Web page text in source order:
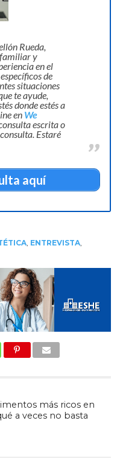
Rueda,
y
en el
de
situaciones
te ayude,
donde estés a
en We
escrita o
Estaré
aquí
, ENTREVISTA,
más ricos en
a veces no basta